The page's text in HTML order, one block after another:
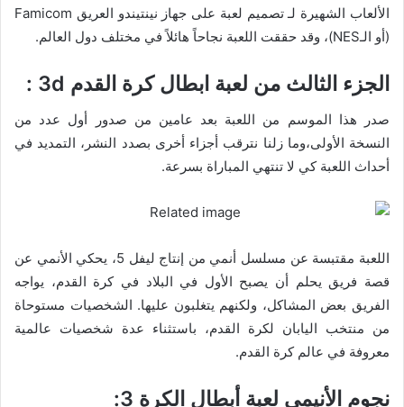
الألعاب الشهيرة لـ تصميم لعبة على جهاز نينتيندو العريق Famicom
(أو الـNES)، وقد حققت اللعبة نجاحاً هائلاً في مختلف دول العالم.
الجزء الثالث من لعبة ابطال كرة القدم 3d :
صدر هذا الموسم من اللعبة بعد عامين من صدور أول عدد من
النسخة الأولى،وما زلنا نترقب أجزاء أخرى بصدد النشر، التمديد في
أحداث اللعبة كي لا تنتهي المباراة بسرعة.
اللعبة مقتبسة عن مسلسل أنمي من إنتاج ليفل 5، يحكي الأنمي عن
قصة فريق يحلم أن يصبح الأول في البلاد في كرة القدم، يواجه
الفريق بعض المشاكل، ولكنهم يتغلبون عليها. الشخصيات مستوحاة
من منتخب اليابان لكرة القدم، باستثناء عدة شخصيات عالمية
معروفة في عالم كرة القدم.
نجوم الأنيمي لعبة أبطال الكرة 3: